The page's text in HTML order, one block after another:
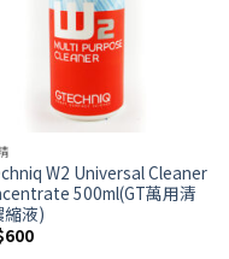
W2 Universal Cleaner
500ml(GT萬用清
縮液)
600